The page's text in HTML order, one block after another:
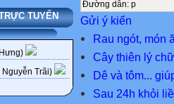
TUYẾN
Trãi)
Đường dẫn: p
Gửi ý kiến
Rau ngót, món
Cây thiên lý
Dê và tôm...
Sau 24h khỏi